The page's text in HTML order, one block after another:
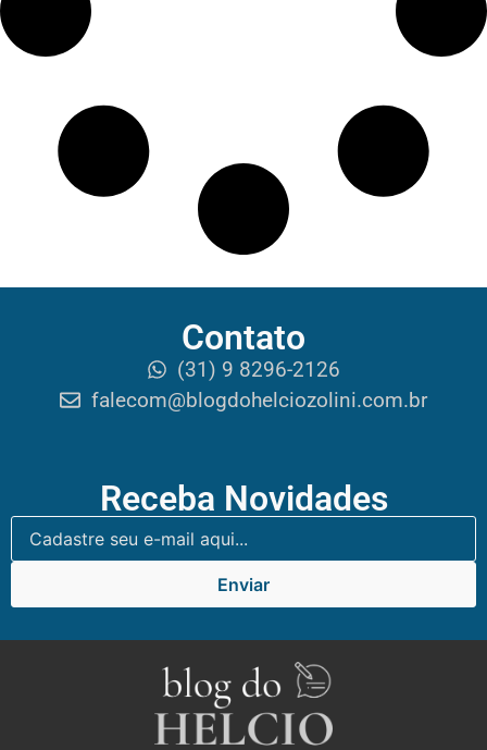
Contato
(31) 9 8296-2126
falecom@blogdohelciozolini.com.br
Receba Novidades
Enviar